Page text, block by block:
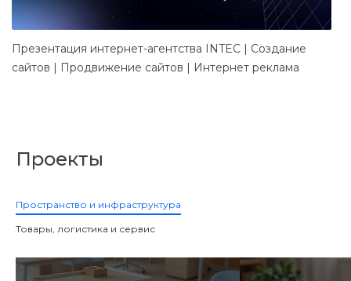
Презентация интернет-агентства INTEC | Создание
сайтов | Продвижение сайтов | Интернет реклама
Проекты
Пространство и инфраструктура
Товары, логистика и сервис